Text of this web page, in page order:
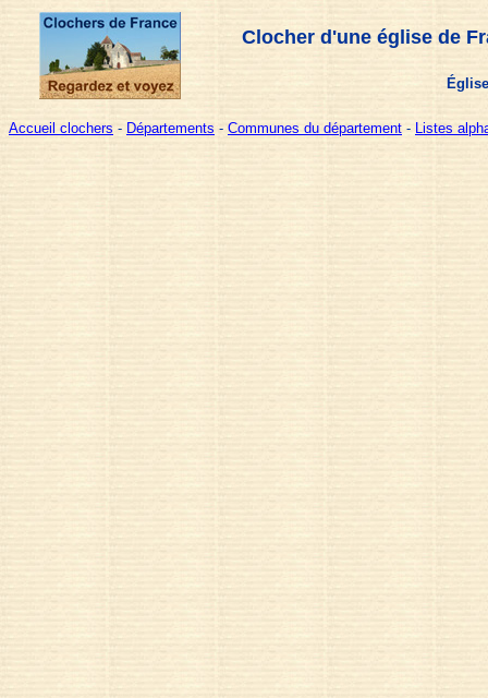
Clocher d'une église de
Accueil clochers - Départements - Communes du département - Listes